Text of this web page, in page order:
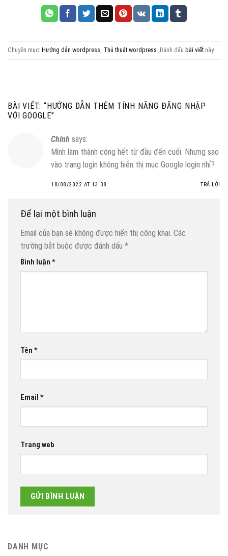
Chuyên mục: Hướng dẫn wordpress Thủ thuật wordpress . Đánh dấu bài viết này.
BÀI VIẾT: “HƯỚNG DẪN THÊM TÍNH NĂNG ĐĂNG NHẬP
VỚI GOOGLE”
Chính says:
Mình làm thành công hết từ đầu đến cuối. Nhưng sao
vào trang login không hiển thị mục Google login nhỉ?
18/08/2022 AT 13:38 TRẢ LỜI
Để lại một bình luận
Email của bạn sẽ không được hiển thị công khai. Các
trường bắt buộc được đánh dấu *
Bình luận *
Tên *
Email *
Trang web
DANH MỤC